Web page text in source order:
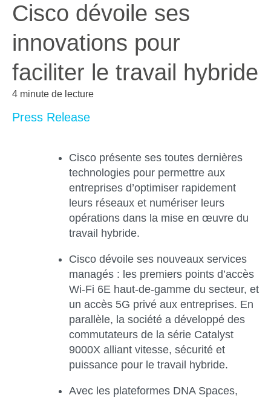
Cisco dévoile ses
innovations pour
faciliter le travail hybride
4 minute de lecture
Press Release
Cisco présente ses toutes dernières
technologies pour permettre aux
entreprises d’optimiser rapidement
leurs réseaux et numériser leurs
opérations dans la mise en œuvre du
travail hybride.
Cisco dévoile ses nouveaux services
managés : les premiers points d’accès
Wi-Fi 6E haut-de-gamme du secteur, et
un accès 5G privé aux entreprises. En
parallèle, la société a développé des
commutateurs de la série Catalyst
9000X alliant vitesse, sécurité et
puissance pour le travail hybride.
Avec les plateformes DNA Spaces,